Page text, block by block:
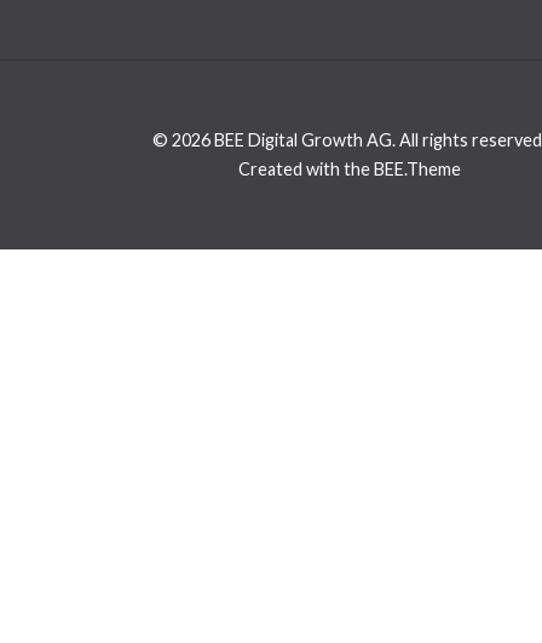
© 2026 BEE Digital Growth AG. All rights
Created with the BEE.Theme